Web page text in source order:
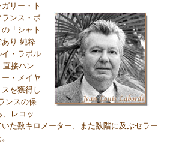
リー・ト
ンス・ボ
「シャト
あり 純粋
・ラボル
直接ハン
・メイヤ
を獲得し
ンスの保
、レコッ
た数キロメーター、また数階に及ぶセラー